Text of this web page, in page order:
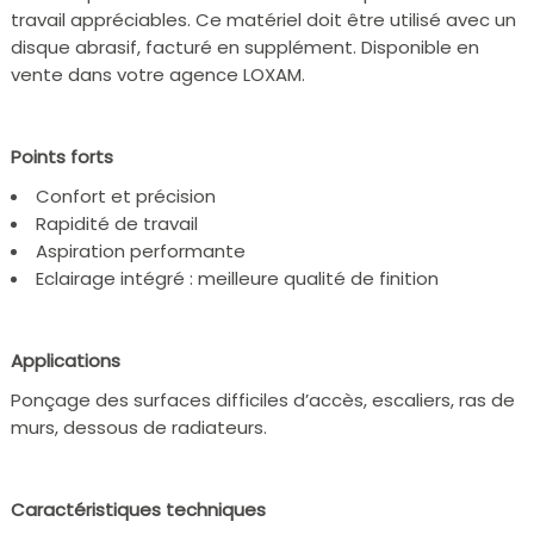
travail appréciables. Ce matériel doit être utilisé avec un
disque abrasif, facturé en supplément. Disponible en
vente dans votre agence LOXAM.
Points forts
Confort et précision
Rapidité de travail
Aspiration performante
Eclairage intégré : meilleure qualité de finition
Applications
Ponçage des surfaces difficiles d’accès, escaliers, ras de
murs, dessous de radiateurs.
Caractéristiques techniques